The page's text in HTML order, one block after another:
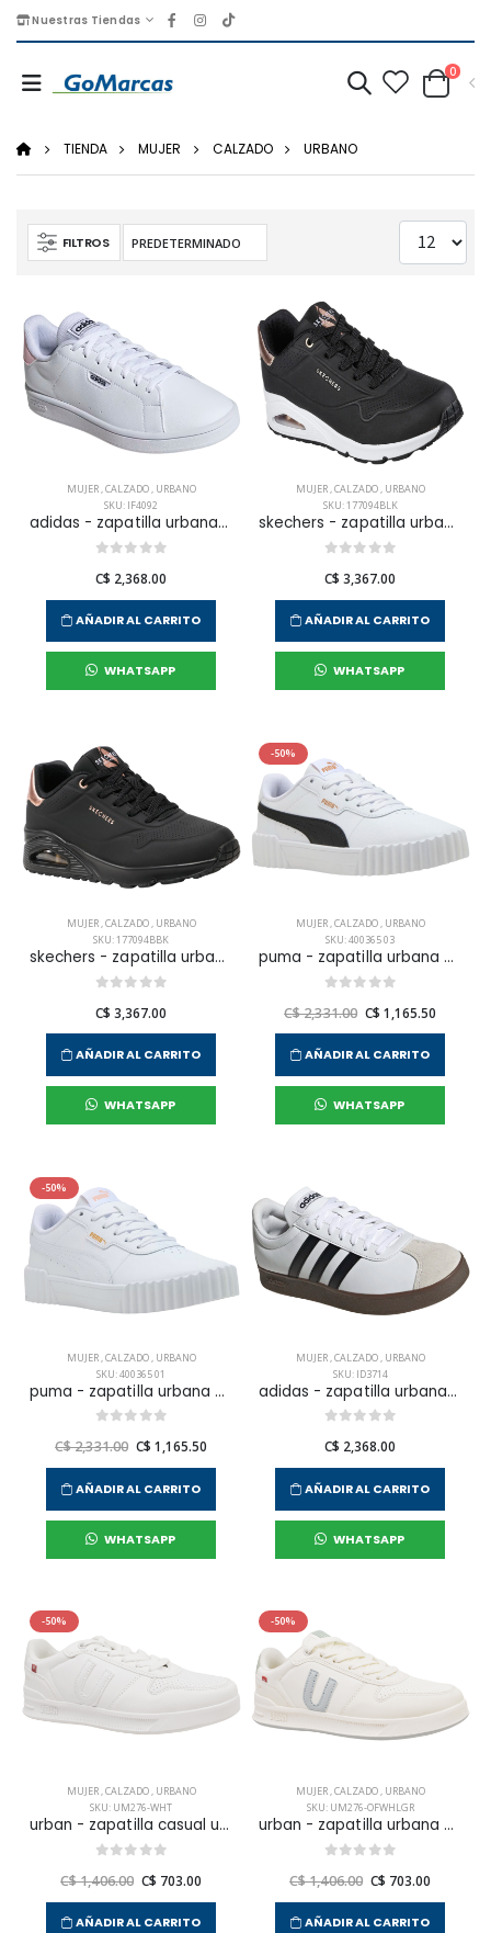
Nuestras Tiendas
0
TIENDA MUJER CALZADO URBANO
FILTROS
MUJER,CALZADO, URBANO
SKU: IF4092
adidas - zapatilla urbana urban court wpara mujer
C$ 2,368.00
AÑADIR AL CARRITO
WHATSAPP
MUJER,CALZADO, URBANO
SKU: 177094BLK
skechers - zapatilla urbana uno para mujer
C$ 3,367.00
AÑADIR AL CARRITO
WHATSAPP
MUJER,CALZADO, URBANO
SKU: 177094BBK
skechers - zapatilla urbana uno para mujer
C$ 3,367.00
AÑADIR AL CARRITO
WHATSAPP
-50%
MUJER,CALZADO, URBANO
SKU: 400365 03
puma - zapatilla urbana carina 3.0 para mujer
C$ 2,331.00 C$ 1,165.50
AÑADIR AL CARRITO
WHATSAPP
-50%
MUJER,CALZADO, URBANO
SKU: 400365 01
puma - zapatilla urbana carina 3.0 para mujer
C$ 2,331.00 C$ 1,165.50
AÑADIR AL CARRITO
WHATSAPP
MUJER,CALZADO, URBANO
SKU: ID3714
adidas - zapatilla urbana vl court base para mujer
C$ 2,368.00
AÑADIR AL CARRITO
WHATSAPP
-50%
MUJER,CALZADO, URBANO
SKU: UM276-WHT
urban - zapatilla casual um276 para mujer
C$ 1,406.00 C$ 703.00
AÑADIR AL CARRITO
-50%
MUJER,CALZADO, URBANO
SKU: UM276-OFWHLGR
urban - zapatilla urbana um276 para mujer
C$ 1,406.00 C$ 703.00
AÑADIR AL CARRITO